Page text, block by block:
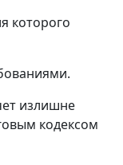
которого
излишне
кодексом